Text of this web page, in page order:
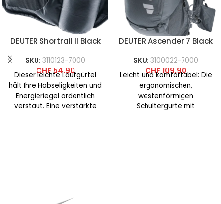
DEUTER Shortrail II Black
SKU: 3110123-7000
CHF54.90
Dieser leichte Laufgürtel
hält Ihre Habseligkeiten und
Energieriegel ordentlich
verstaut. Eine verstärkte
DEUTER Ascender 7 Black
SKU: 3100022-7000
CHF109.90
Leicht und komfortabel: Die
ergonomischen,
westenförmigen
Schultergurte mit